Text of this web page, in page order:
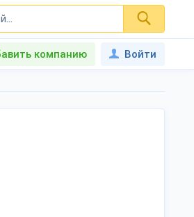
компанию Войти